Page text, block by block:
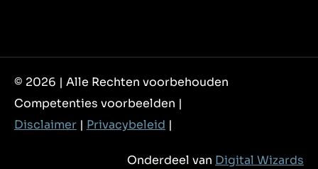
© 2026 | Alle Rechten voorbehouden
Competenties voorbeelden |
Disclaimer | Privacybeleid |
Onderdeel van Digital Wizards